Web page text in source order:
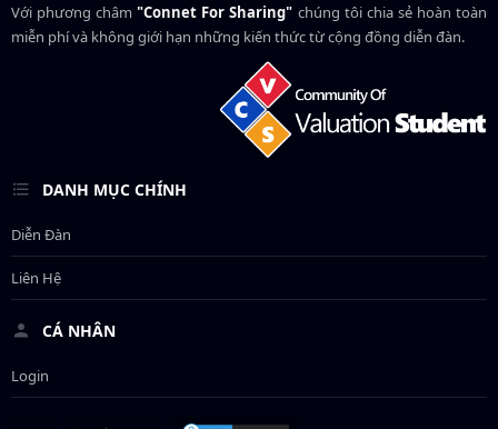
Với phương châm"Connet For Sharing" chúng tôi chia sẻ hoàn toàn
miễn phí và không giới hạn những kiến thức từ cộng đồng diễn đàn.
DANH MỤC CHÍNH
Diễn Đàn
Liên Hệ
CÁ NHÂN
Login